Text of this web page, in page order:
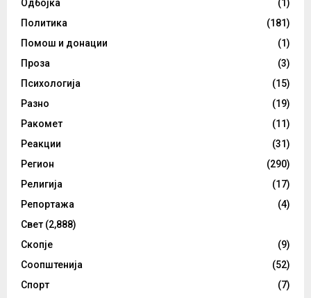
Одбојка
(1)
Политика
(181)
Помош и донации
(1)
Проза
(3)
Психологија
(15)
Разно
(19)
Ракомет
(11)
Реакции
(31)
Регион
(290)
Религија
(17)
Репортажа
(4)
Свет (2,888)
Скопје
(9)
Соопштенија
(52)
Спорт
(7)